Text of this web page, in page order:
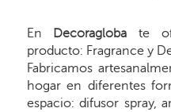
En Decoragloba te
producto: Fragrance y
Fabricamos
hogar en diferentes
espacio: difusor spray,